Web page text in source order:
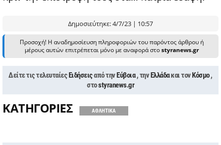
Δημοσιεύτηκε: 4/7/23 | 10:57
Προσοχή! Η αναδημοσίευση πληροφοριών του παρόντος άρθρου ή
μέρους αυτών επιτρέπεται μόνο με αναφορά στοstyranews.gr
Δείτε τις τελευταίεςΕιδήσειςαπό τηνΕύβοια , τηνΕλλάδακαι τονΚόσμο,
στοstyranews.gr
ΚΑΤΗΓΟΡΙΕΣ ΑΘΛΗΤΙΚΑ